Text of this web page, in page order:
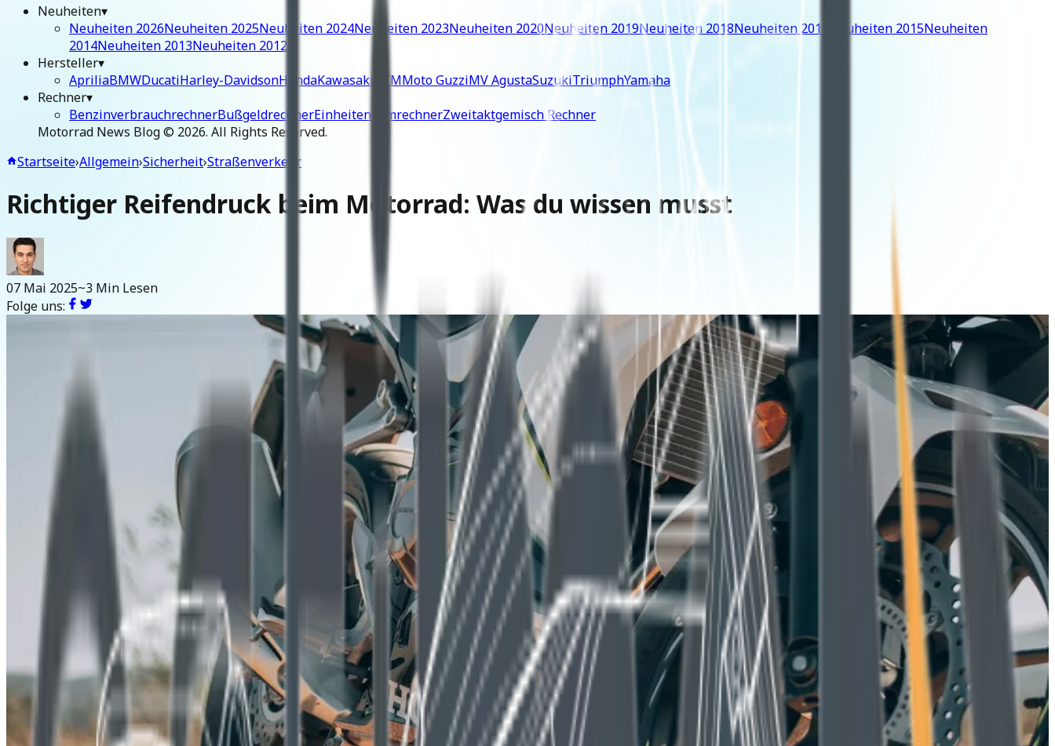
Neuheiten▾
Neuheiten 2026Neuheiten 2025Neuheiten 2024Neuheiten 2023Neuheiten 2020Neuheiten 2019Neuheiten 2018Neuheiten 2016 Neuheiten 2015Neuheiten
2014Neuheiten 2013Neuheiten 2012
Hersteller▾
ApriliaBMWDucatiHarley-DavidsonHondaKawasaki KTMMoto GuzziMV AgustaSuzukiTriumphYamaha
Rechner▾
BenzinverbrauchrechnerBußgeldrechnerEinheiten-UmrechnerZweitaktgemisch Rechner
Motorrad News Blog © 2026. All Rights Reserved.
Startseite›Allgemein›Sicherheit›Straßenverkehr
Richtiger Reifendruck beim Motorrad: Was du wissen musst
07 Mai 2025~3 Min Lesen
Folge uns: